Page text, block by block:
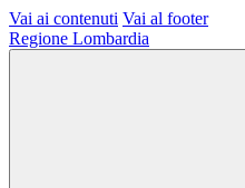
Vai ai contenuti Vai al footer
Regione Lombardia